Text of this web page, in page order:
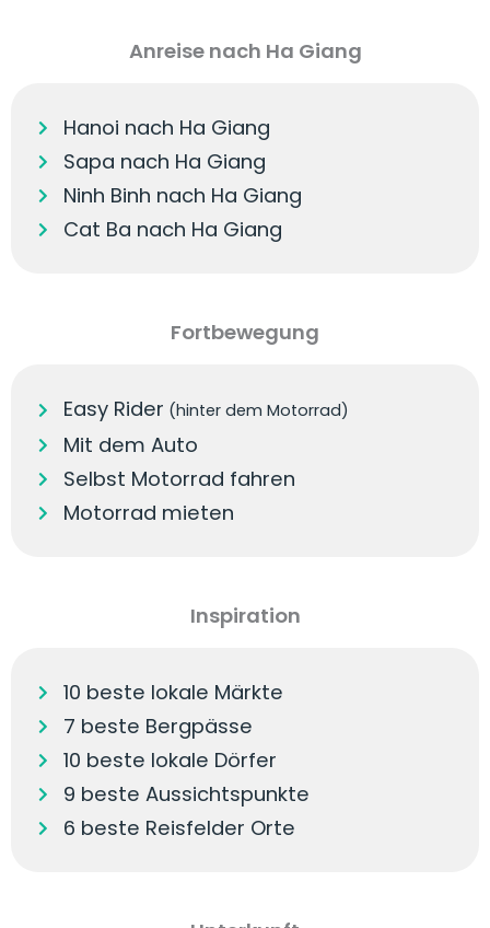
Anreise nach Ha Giang
Hanoi nach Ha Giang
Sapa nach Ha Giang
Ninh Binh nach Ha Giang
Cat Ba nach Ha Giang
Fortbewegung
Easy Rider (hinter dem Motorrad)
Mit dem Auto
Selbst Motorrad fahren
Motorrad mieten
Inspiration
10 beste lokale Märkte
7 beste Bergpässe
10 beste lokale Dörfer
9 beste Aussichtspunkte
6 beste Reisfelder Orte